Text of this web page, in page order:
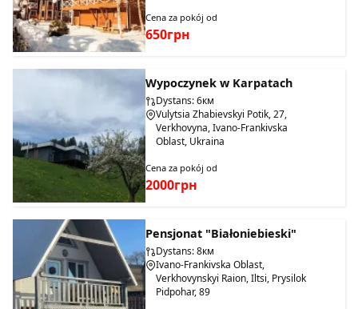
Cena za pokój od
650грн
Wypoczynek w Karpatach
Dystans: 6км
Vulytsia Zhabievskyi Potik, 27,
Verkhovyna, Ivano-Frankivska
Oblast, Ukraina
Cena za pokój od
2000грн
Pensjonat "Białoniebieski"
Dystans: 8км
Ivano-Frankivska Oblast,
Verkhovynskyi Raion, Iltsi, Prysilok
Pidpohar, 89